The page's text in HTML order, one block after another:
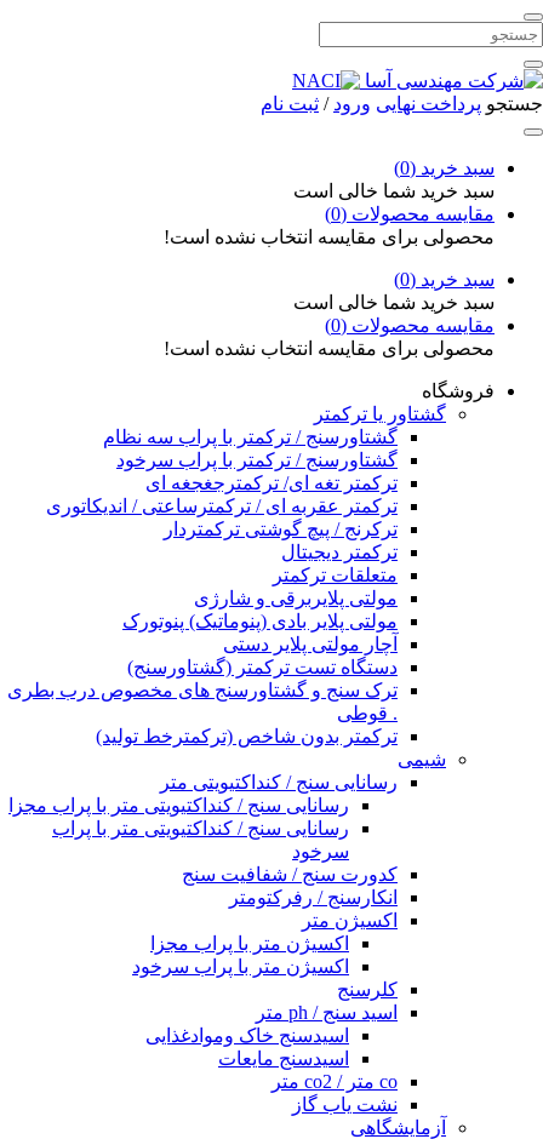
جستجو پرداخت نهایی ورود / ثبت نام
سبد خرید (0
)
سبد خرید شما خالی است
مقایسه محصولات (0
)
محصولی برای مقایسه انتخاب نشده است!
سبد خرید (0
)
سبد خرید شما خالی است
مقایسه محصولات (0
)
محصولی برای مقایسه انتخاب نشده است!
فروشگاه
گشتاور یا ترکمتر
گشتاورسنج / ترکمتر با پراب سه نظام
گشتاورسنج / ترکمتر با پراب سرخود
ترکمتر تغه ای/ ترکمترجغجغه ای
ترکمتر عقربه ای / ترکمترساعتی / اندیکاتوری
ترکرنج / پیچ گوشتی ترکمتردار
ترکمتر دیجیتال
متعلقات ترکمتر
مولتی پلایربرقی و شارژی
مولتی پلایر بادی (پنوماتیک) پنوتورک
آچار مولتی پلایر دستی
دستگاه تست ترکمتر (گشتاورسنج)
ترک سنج و گشتاورسنج های مخصوص درب بطری
. قوطی
ترکمتر بدون شاخص (ترکمترخط تولید)
شیمی
رسانایی سنج / کنداکتیویتی متر
رسانایی سنج / کنداکتیویتی متر با پراب مجزا
رسانایی سنج / کنداکتیویتی متر با پراب
سرخود
کدورت سنج / شفافیت سنج
انکارسنج / رفرکتومتر
اکسیژن متر
اکسیژن متر با پراب مجزا
اکسیژن متر با پراب سرخود
کلرسنج
اسید سنج / ph متر
اسیدسنج خاک وموادغذایی
اسیدسنج مایعات
co متر / co2 متر
نشت یاب گاز
آزمایشگاهی